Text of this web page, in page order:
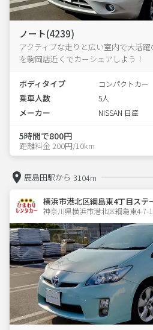
ノート(4239)
アクティブな走りと広い室内で大活
を駒岡店近くでカーシェアしよう！
ボディタイプ コンパクトカー
乗車人数 5人
メーカー NISSAN 日産
5時間で800円
距離料金 200円/10km
鹿島田駅から 3104m
横浜市港北区綱島東4丁目ステ
神奈川県横浜市港北区綱島東4-7-